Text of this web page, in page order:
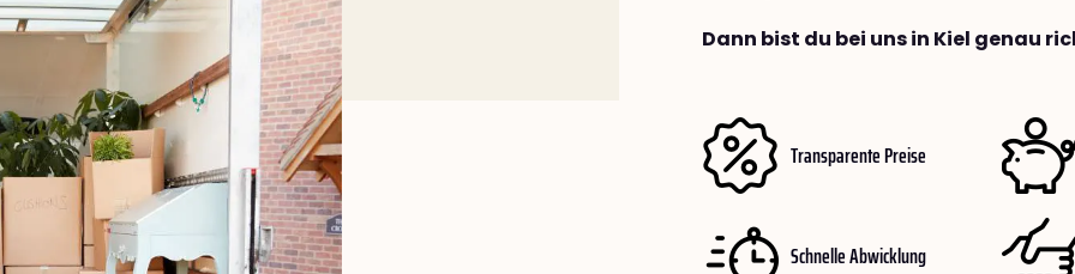
Dann bist du bei uns in Kiel genau
Transparente Preise
Schnelle Abwicklung